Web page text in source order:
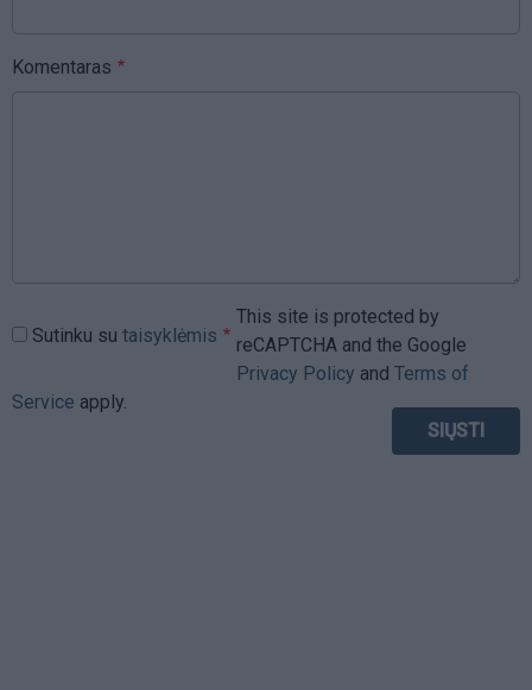
Komentaras
Sutinku su taisyklėmis
This site is protected by
reCAPTCHA and the Google
Privacy Policy and Terms of
Service apply.